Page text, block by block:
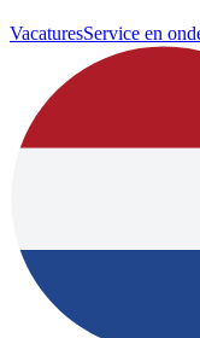
VacaturesService en